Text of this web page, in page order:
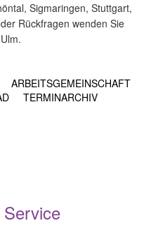
Sigmaringen, Stuttgart,
Rückfragen wenden Sie
ARBEITSGEMEINSCHAFT
TERMINARCHIV
Service